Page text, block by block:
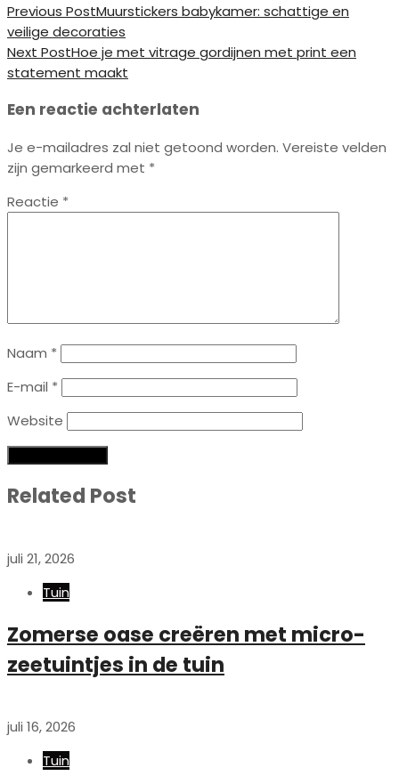
Previous PostMuurstickers babykamer: schattige en
veilige decoraties
Next PostHoe je met vitrage gordijnen met print een
statement maakt
Een reactie achterlaten
Je e-mailadres zal niet getoond worden. Vereiste velden
zijn gemarkeerd met *
Reactie *
Naam *
E-mail *
Website
Related Post
juli 21, 2026
Tuin
Zomerse oase creëren met micro-
zeetuintjes in de tuin
juli 16, 2026
Tuin